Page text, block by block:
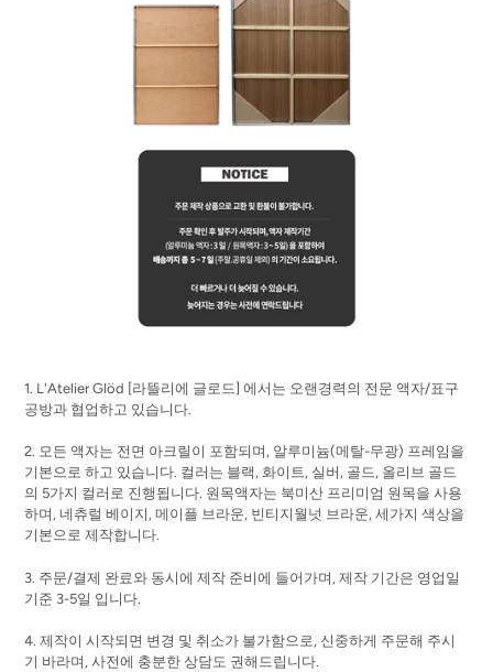
1. L'Atelier Glöd [라뜰리에 글로드] 에서는 오랜경력의 전문 액자/표구
공방과 협업하고 있습니다.
2. 모든 액자는 전면 아크릴이 포함되며, 알루미늄(메탈-무광) 프레임을
기본으로 하고 있습니다. 컬러는 블랙, 화이트, 실버, 골드, 올리브 골드
의 5가지 컬러로 진행됩니다. 원목액자는 북미산 프리미엄 원목을 사용
하며, 네츄럴 베이지, 메이플 브라운, 빈티지월넛 브라운, 세가지 색상을
기본으로 제작합니다.
3. 주문/결제 완료와 동시에 제작 준비에 들어가며, 제작 기간은 영업일
기준 3-5일 입니다.
4. 제작이 시작되면 변경 및 취소가 불가함으로, 신중하게 주문해 주시
기 바라며, 사전에 충분한 상담도 권해드립니다.